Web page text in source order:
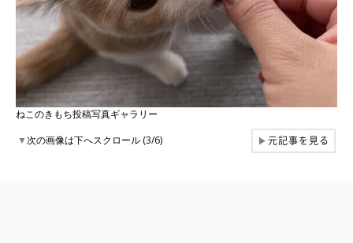
ねこのきもち投稿写真ギャラリー
▼次の画像は下へスクロール (3/6) ▶元記事を見る